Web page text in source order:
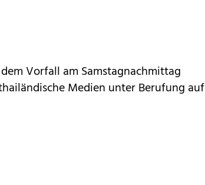
Vorfall am Samstagnachmittag
Medien unter Berufung auf